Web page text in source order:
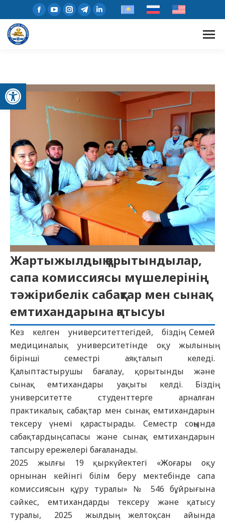
Open toolbar
Жартыжылдық қорытындылар,
сапа комиссиясы мүшелерінің
тәжірибелік сабақтар мен сынақ
емтихандарына қатысуы
Кез келген университеттегідей, біздің Семей
медициналық университетінде оқу жылының
бірінші семестрі аяқталып келеді.
Қалыптастырушы бағалау, қорытынды және
сынақ емтихандары уақыты келді. Біздің
университетте студенттерге арналған
практикалық сабақтар мен сынақ емтихандарын
тексеру үнемі қарастырады. Семестр соңында
сабақтардың сапасы және сынақ емтихандарын
тапсыру ережелері бағаланады.
2025 жылғы 19 қыркүйектегі «Жоғары оқу
орнынан кейінгі білім беру мектебінде сапа
комиссиясын құру туралы» № 546 бұйрығына
сәйкес, емтихандарды тексеру және қатысу
туралы, 2025 жылдың желтоқсан айында